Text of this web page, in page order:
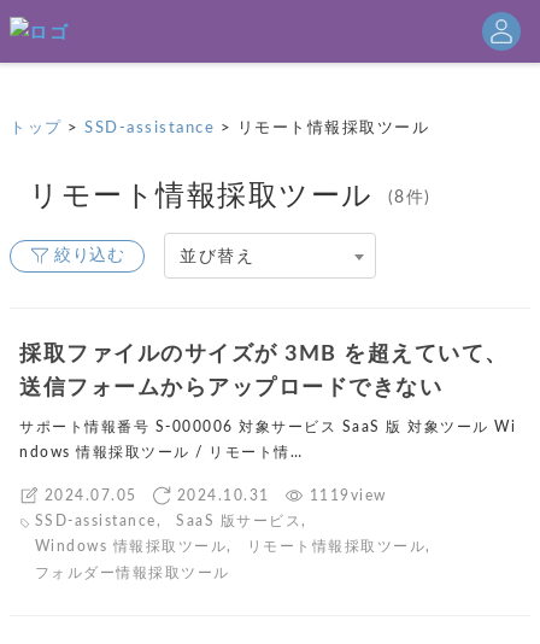
▶セイ・テクノロジーズ コーポレートサイトはこちら
トップ > SSD-assistance > リモート情報採取ツール
リモート情報採取ツール (8件)
絞り込む 並び替え
採取ファイルのサイズが 3MB を超えていて、
送信フォームからアップロードできない
サポート情報番号 S-000006 対象サービス SaaS 版 対象ツール Wi
ndows 情報採取ツール / リモート情…
2024.07.05 2024.10.31
1119view
SSD-assistance , SaaS 版サービス ,
Windows 情報採取ツール, リモート情報採取ツール,
フォルダー情報採取ツール